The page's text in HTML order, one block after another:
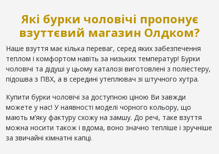
Які бурки чоловічі пропонує
взуттєвий магазин Олдком?
Наше взуття має кілька переваг, серед яких забезпечення
теплом і комфортом навіть за низьких температур! Бурки
чоловічі та дідуші у цьому каталозі виготовлені з поліестеру,
підошва з ПВХ, а в середині утеплювач зі штучного хутра.
Купити бурки чоловічі за доступною ціною Ви завжди
можете у нас! У наявності моделі чорного кольору, що
мають м’яку фактуру схожу на замшу. До речі, таке взуття
можна носити також і вдома, воно значно тепліше і зручніше
за звичайні кімнатні капці.